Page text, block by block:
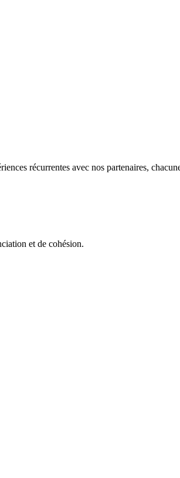
récurrentes avec nos partenaires,
et de cohésion.